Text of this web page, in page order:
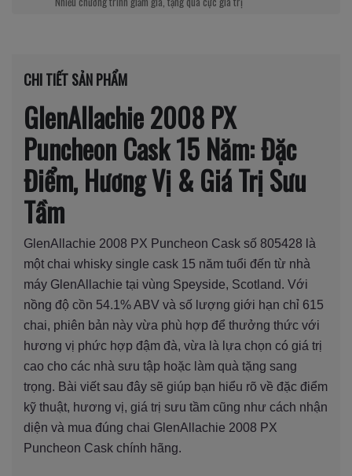
CHI TIẾT SẢN PHẨM
GlenAllachie 2008 PX
Puncheon Cask 15 Năm: Đặc
Điểm, Hương Vị & Giá Trị Sưu
Tầm
GlenAllachie 2008 PX Puncheon Cask số 805428 là
một chai whisky single cask 15 năm tuổi đến từ nhà
máy GlenAllachie tại vùng Speyside, Scotland. Với
nồng độ cồn 54.1% ABV và số lượng giới hạn chỉ 615
chai, phiên bản này vừa phù hợp để thưởng thức với
hương vị phức hợp đậm đà, vừa là lựa chọn có giá trị
cao cho các nhà sưu tập hoặc làm quà tặng sang
trọng. Bài viết sau đây sẽ giúp bạn hiểu rõ về đặc điểm
kỹ thuật, hương vị, giá trị sưu tầm cũng như cách nhận
diện và mua đúng chai GlenAllachie 2008 PX
Puncheon Cask chính hãng.